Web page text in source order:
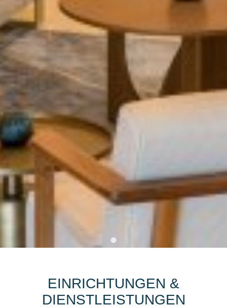
EINRICHTUNGEN &
DIENSTLEISTUNGEN